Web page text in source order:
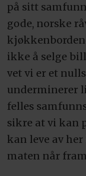
på sitt
gode, norske
ikke å selge
vet vi er et
underminerer
felles
sikre at vi kan
kan leve av
maten når